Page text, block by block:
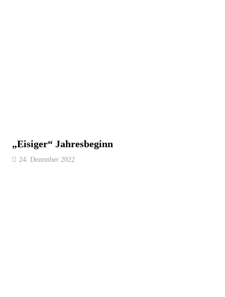
„Eisiger“ Jahresbeginn
24. Dezember 2022